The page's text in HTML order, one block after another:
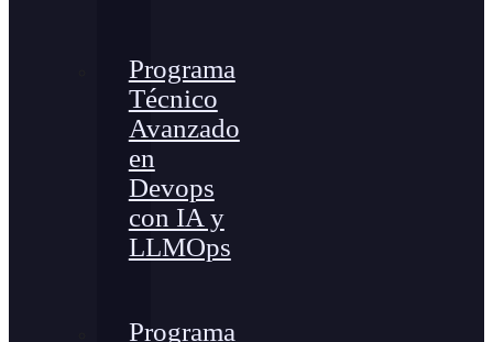
Programa
Técnico
Avanzado
en
Devops
con IA y
LLMOps
Programa